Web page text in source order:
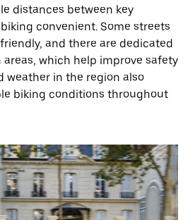
distances between key
convenient. Some streets
and there are dedicated
which help improve safety
weather in the region also
biking conditions throughout